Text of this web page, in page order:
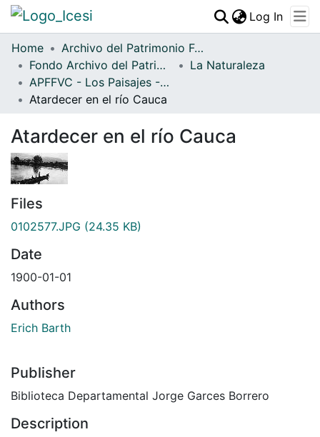
Communities & Collections
All of DSpace
Log In
Home
Archivo del Patrimonio Fotográfico y Fílmico del Valle del Cauca
Fondo Archivo del Patrimonio Fotográfico y Fílmico del Valle del Cauca
La Naturaleza
APFFVC - Los Paisajes - Patrimonial
Atardecer en el río Cauca
Atardecer en el río Cauca
Files
0102577.JPG (24.35 KB)
Date
1900-01-01
Authors
Erich Barth
Publisher
Biblioteca Departamental Jorge Garces Borrero
Description